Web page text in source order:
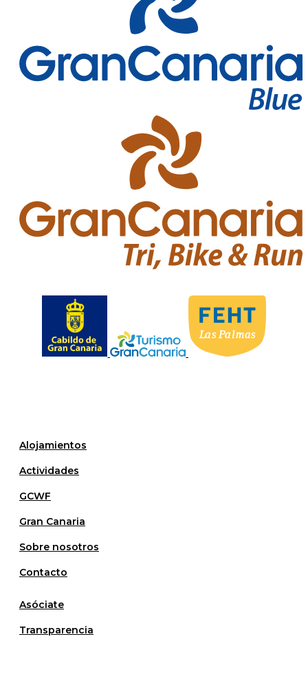
LasPalmas
Alojamientos
Actividades
GCWF
Gran Canaria
Sobre nosotros
Contacto
Asóciate
Transparencia